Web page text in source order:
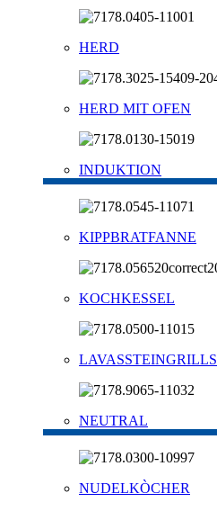
HERD
HERD MIT OFEN
INDUKTION
KIPPBRATFANNE
KOCHKESSEL
LAVASSTEINGRILLS
NEUTRAL
NUDELKÒCHER